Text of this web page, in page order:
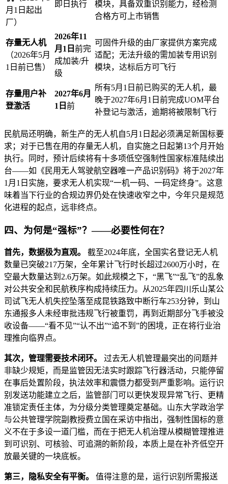
月1日起出
厂）
即日执行
模块，具备双重识别能力，经检测
合格方可上市销售
存量无人机
（2026年5月
1日前已售）
2026年11
月1日 前完
成加装/升
级
可固件升级的由厂家提供方案完成
适配；无法升级的需加装专用识别
模块，达标后方可飞行
存量用户补
登激活
2027年6月
1日 前
所有5月1日前已购买的无人机，最
晚于2027年6月1日前完成UOM平台
补登记与激活，逾期将被限制飞行
民航局还明确，新生产的无人机自5月1日起必须满足新国标要
求；对于已售在用的存量无人机，自实施之日起第13个月开始
执行。同时，预计后续将有十多项低空强制性国家标准陆续出
台——如《民用无人驾驶航空器唯一产品识别码》将于2027年
1月1日实施，要求无人机实现“一机一码、一码定终身”。这意
味着当下行业的合规边界仍处在快速收窄之中，今年只是规范
化进程的起点，远非终点。
四、为何是“强标”？——必要性何在？
首先，数据极为直观。
截至2024年底，全国实名登记无人机
数量已突破217万架，全年累计飞行时长超过2600万小时，在
空最大数量达到2.6万架。如此规模之下，“黑飞”“乱飞”的乱象
对公共安全和民航秩序构成持续压力。从2025年四川乐山某公
司试飞无人机失控坠落至成昆铁路致中断行车253分钟，到山
东通报多人未经审批违规飞行被重罚，再到近期部分飞手被没
收设备——“看不见”“认不出”“追不到”的困境，正在将行业治
理推向临界点。
其次，管理需要技术闭环。
过去无人机管理最突出的问题并
非缺少规矩，而是监管因无法实时跟踪飞行器活动，只能停留
在事后处置阶段，执法效率和震慑力都受到严重影响。运行识
别发送功能建立之后，监管部门可以更快发现异常飞行、更精
准锁定责任主体，为分级分类管理奠定基础。山东大学政治学
与公共管理学院副教授费立国在采访中指出，强制性国标的意
义不在于多设一道门槛，而在于把无人机治理从模糊管理推进
到可识别、可核验、可追溯的新阶段，本质上是在补齐低空开
放最关键的一块底板。
第三，隐私安全有平衡。
值得注意的是，运行识别所需报送